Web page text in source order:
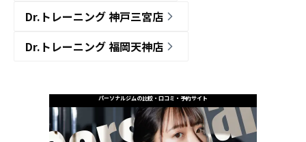
Dr.トレーニング 神戸三宮店
Dr.トレーニング 福岡天神店
パーソナルジムの比較・口コミ・予約サイト